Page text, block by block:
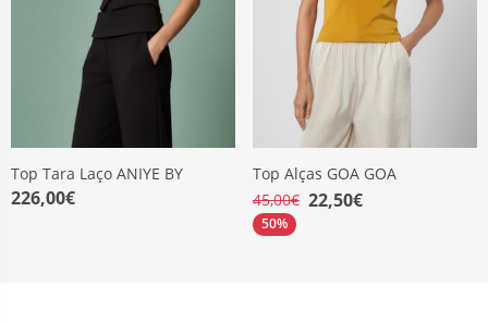
Top Tara Laço ANIYE BY
226,00€
Top Alças GOA GOA
45,00€ 22,50€
50%